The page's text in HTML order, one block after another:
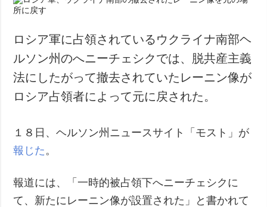
防衛
社会・文化
スポーツ
犯罪
事故・緊急事態
特集
インタビュー
動画
購読
ロシア軍に占領されているウクライナ南部ヘ
ルソン州のへニーチェシクでは、脱共産主義
法にしたがって撤去されていたレーニン像が
ロシア占領者によって元に戻された。
１８日、ヘルソン州ニュースサイト「モスト」が
報じた 。
報道には、「一時的被占領下へニーチェシクに
て、新たにレーニン像が設置された」と書かれて